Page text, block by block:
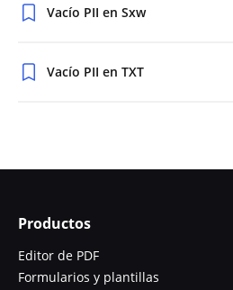
Vacío PII en Sxw
Vacío PII en TXT
Productos
Editor de PDF
Formularios y plantillas